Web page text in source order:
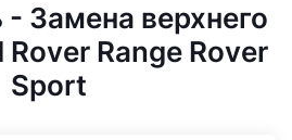
- Замена верхнего
Range Rover
Sport